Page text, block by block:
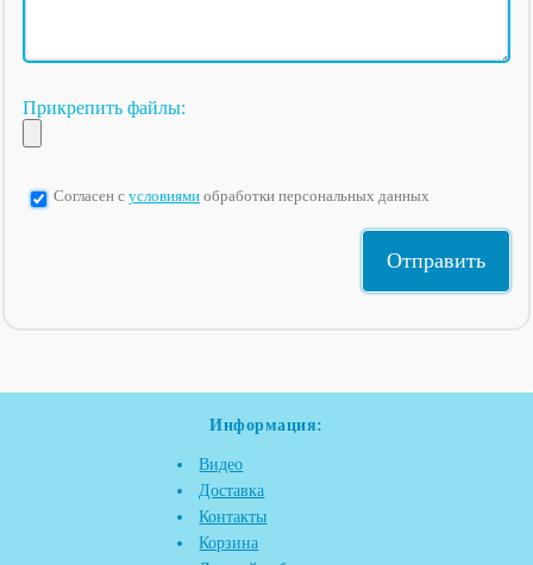
Прикрепить файлы:
Согласен с условиями обработки персональных данных
Информация:
Видео
Доставка
Контакты
Корзина